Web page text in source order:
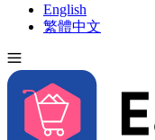
English
繁體中文